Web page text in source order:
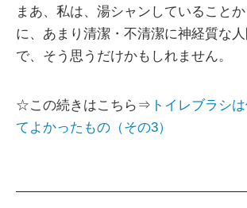
まあ、私は、湯シャンしていること
に、あまり清潔・不清潔に神経質な
で、そう思うだけかもしれません。
☆この続きはこちら⇒ トイレブラシ
てよかったもの（その3）